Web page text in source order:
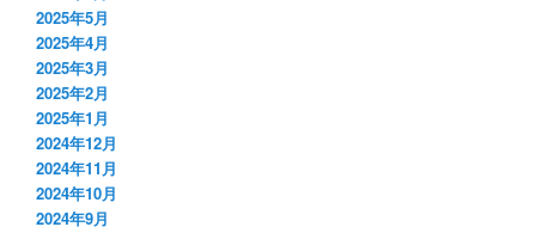
2025年5月
2025年4月
2025年3月
2025年2月
2025年1月
2024年12月
2024年11月
2024年10月
2024年9月